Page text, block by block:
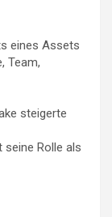
eines Assets
Team,
steigerte
seine Rolle als